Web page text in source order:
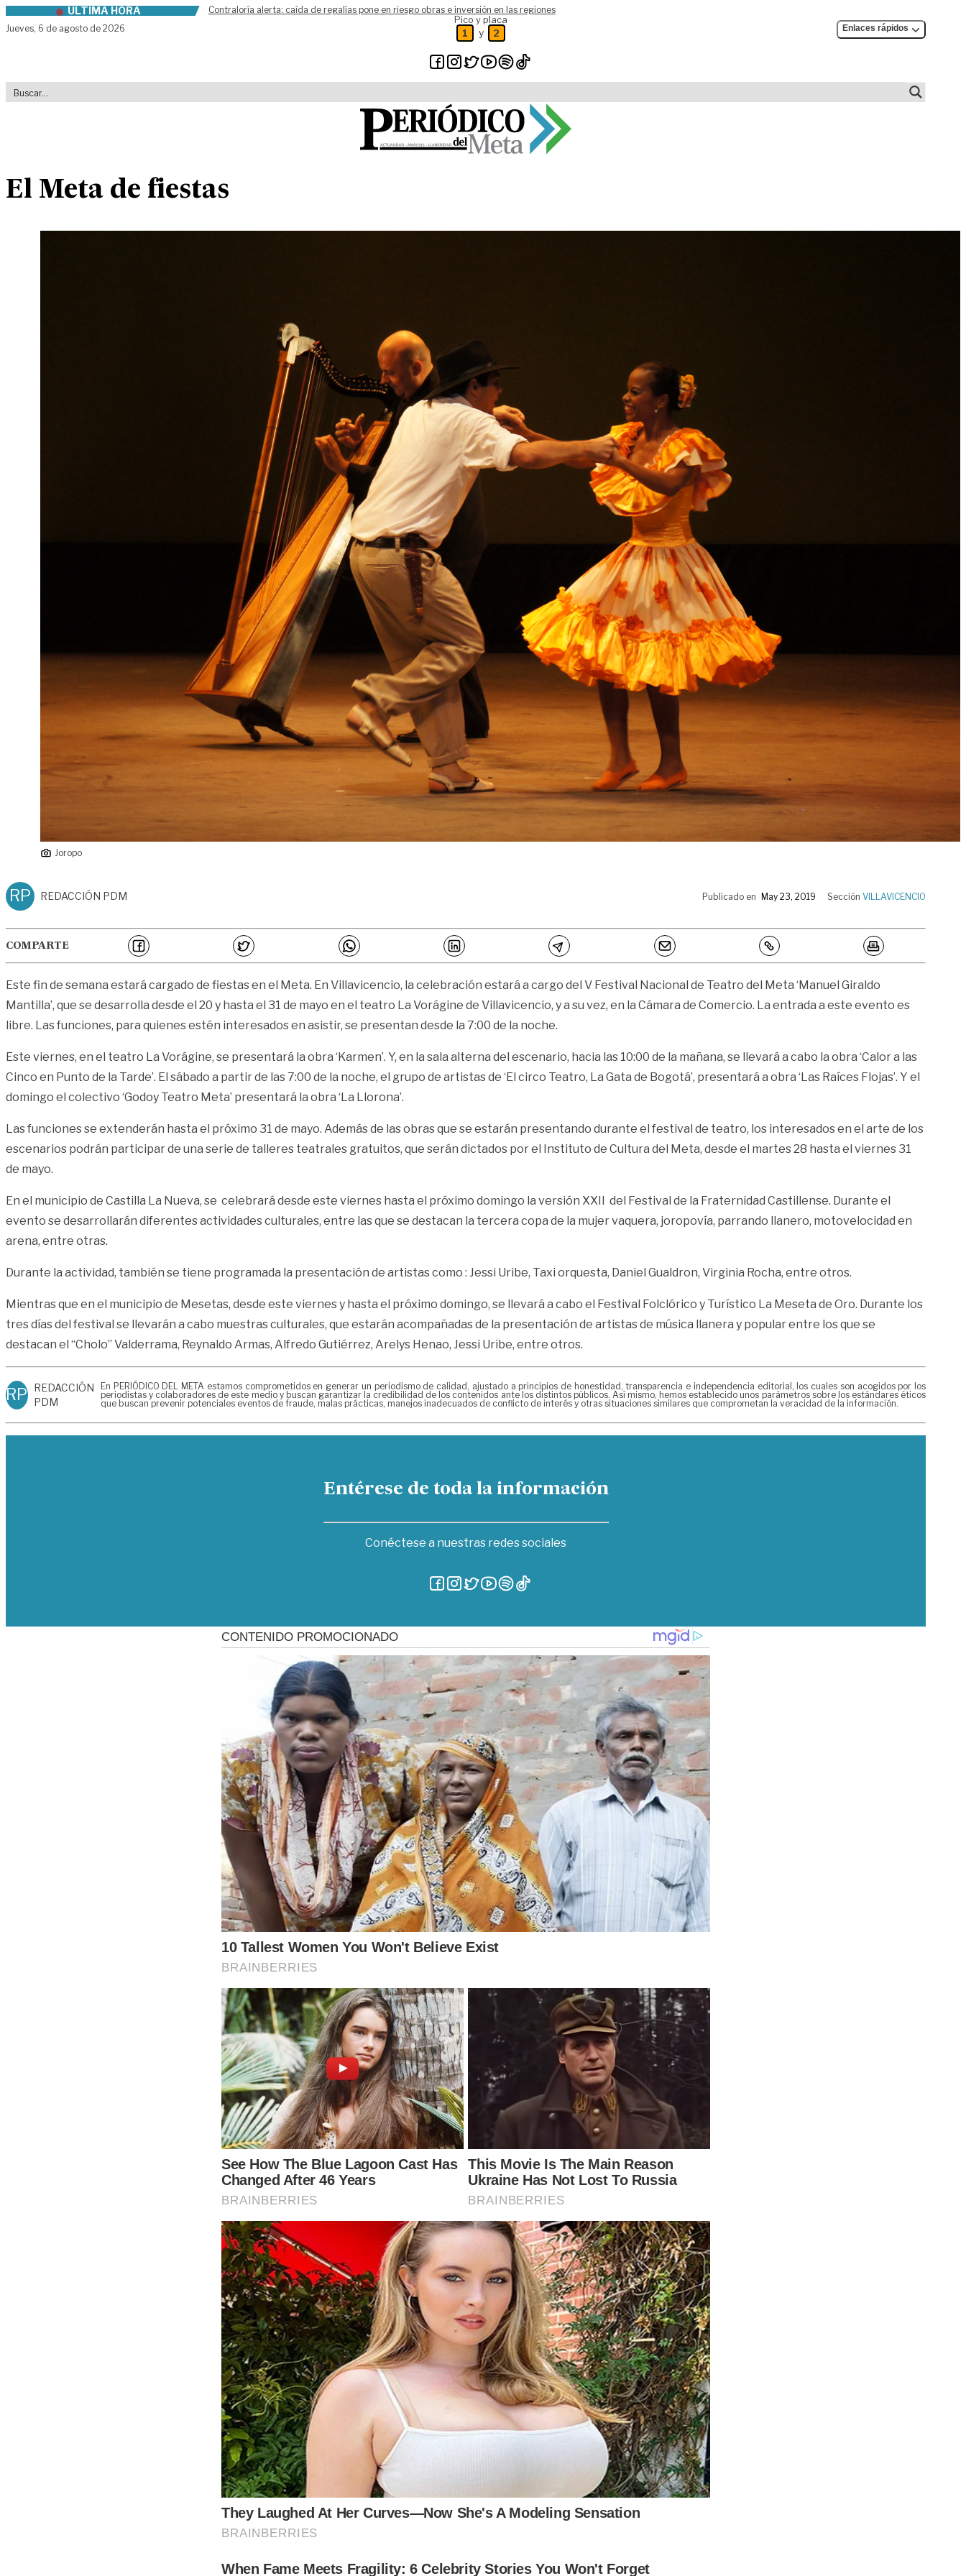
Skip to contentÚLTIMA HORA
Contraloría alerta: caída de regalías pone en riesgo obras e inversión en las regiones
Jueves, 6 de agosto de 2026
Pico y placa
1 y 2 Enlaces rápidos
El Meta de fiestas
Joropo
RP REDACCIÓN PDM Publicado en May 23, 2019 Sección VILLAVICENCIO
COMPARTE
Este fin de semana estará cargado de fiestas en el Meta. En Villavicencio, la celebración estará a cargo del V Festival Nacional de Teatro del Meta ‘Manuel Giraldo
Mantilla’, que se desarrolla desde el 20 y hasta el 31 de mayo en el teatro La Vorágine de Villavicencio, y a su vez, en la Cámara de Comercio. La entrada a este evento es
libre. Las funciones, para quienes estén interesados en asistir, se presentan desde la 7:00 de la noche.
Este viernes, en el teatro La Vorágine, se presentará la obra ‘Karmen’. Y, en la sala alterna del escenario, hacia las 10:00 de la mañana, se llevará a cabo la obra ‘Calor a las
Cinco en Punto de la Tarde’. El sábado a partir de las 7:00 de la noche, el grupo de artistas de ‘El circo Teatro, La Gata de Bogotá’, presentará a obra ‘Las Raíces Flojas’. Y el
domingo el colectivo ‘Godoy Teatro Meta’ presentará la obra ‘La Llorona’.
Las funciones se extenderán hasta el próximo 31 de mayo. Además de las obras que se estarán presentando durante el festival de teatro, los interesados en el arte de los
escenarios podrán participar de una serie de talleres teatrales gratuitos, que serán dictados por el Instituto de Cultura del Meta, desde el martes 28 hasta el viernes 31
de mayo.
En el municipio de Castilla La Nueva, se celebrará desde este viernes hasta el próximo domingo la versión XXII del Festival de la Fraternidad Castillense. Durante el
evento se desarrollarán diferentes actividades culturales, entre las que se destacan la tercera copa de la mujer vaquera, joropovía, parrando llanero, motovelocidad en
arena, entre otras.
Durante la actividad, también se tiene programada la presentación de artistas como : Jessi Uribe, Taxi orquesta, Daniel Gualdron, Virginia Rocha, entre otros.
Mientras que en el municipio de Mesetas, desde este viernes y hasta el próximo domingo, se llevará a cabo el Festival Folclórico y Turístico La Meseta de Oro. Durante los
tres días del festival se llevarán a cabo muestras culturales, que estarán acompañadas de la presentación de artistas de música llanera y popular entre los que se
destacan el “Cholo” Valderrama, Reynaldo Armas, Alfredo Gutiérrez, Arelys Henao, Jessi Uribe, entre otros.
RP REDACCIÓN
PDM
En PERIÓDICO DEL META estamos comprometidos en generar un periodismo de calidad, ajustado a principios de honestidad, transparencia e independencia editorial, los cuales son acogidos por los
periodistas y colaboradores de este medio y buscan garantizar la credibilidad de los contenidos ante los distintos públicos. Así mismo, hemos establecido unos parámetros sobre los estándares éticos
que buscan prevenir potenciales eventos de fraude, malas prácticas, manejos inadecuados de conflicto de interés y otras situaciones similares que comprometan la veracidad de la información.
Entérese de toda la información
Conéctese a nuestras redes sociales